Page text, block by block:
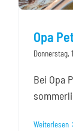
Opa
Donnerstag,
Bei Opa
Weiterlesen